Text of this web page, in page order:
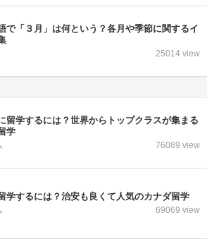
で「３月」は何という？各月や季節に関するイ
25014 view
留学するには？世界からトップクラスが集まる
学
76089 view
学するには？治安も良くて人気のカナダ留学
69069 view